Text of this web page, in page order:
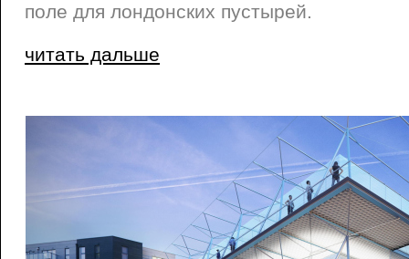
поле для лондонских пустырей.
читать дальше